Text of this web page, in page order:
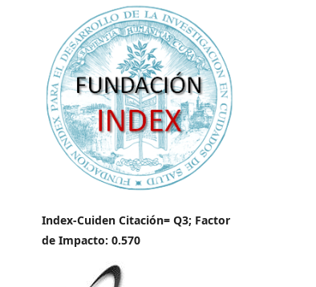
Index-Cuiden Citación= Q3; Factor
de Impacto: 0.570